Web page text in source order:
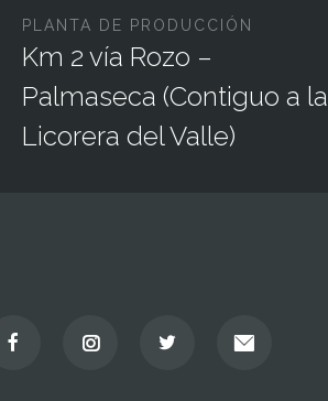
PLANTA DE PRODUCCIÓN
Km 2 vía Rozo –
Palmaseca (Contiguo a la
Licorera del Valle)